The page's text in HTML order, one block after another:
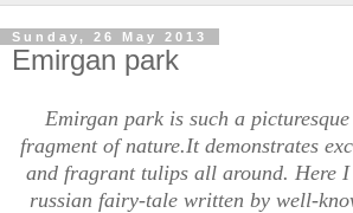
Sunday, 26 May 2013
Emirgan park
Emirgan park is such a
fragment of nature.It demonstrates
and fragrant tulips all around. Here
russian fairy-tale written by well-